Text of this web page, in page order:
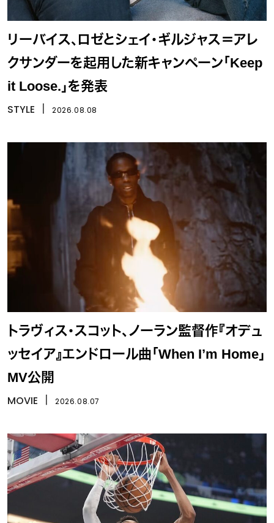
リーバイス、ロゼとシェイ・ギルジャス＝アレ
クサンダーを起用した新キャンペーン「Keep
it Loose.」を発表
STYLE 2026.08.08
トラヴィス・スコット、ノーラン監督作『オデュ
ッセイア』エンドロール曲「When I’m Home」
MV公開
MOVIE 2026.08.07